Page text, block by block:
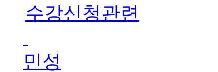
수강신청관련
민성